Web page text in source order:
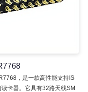
，是一款高性能支持IS
卡器。它具有32路天线SM